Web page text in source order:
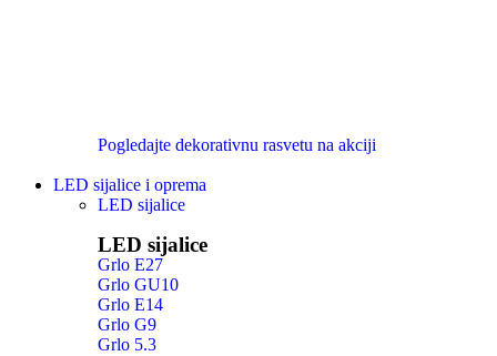
Pogledajte dekorativnu rasvetu na akciji
LED sijalice i oprema
LED sijalice
LED sijalice
Grlo E27
Grlo GU10
Grlo E14
Grlo G9
Grlo 5.3